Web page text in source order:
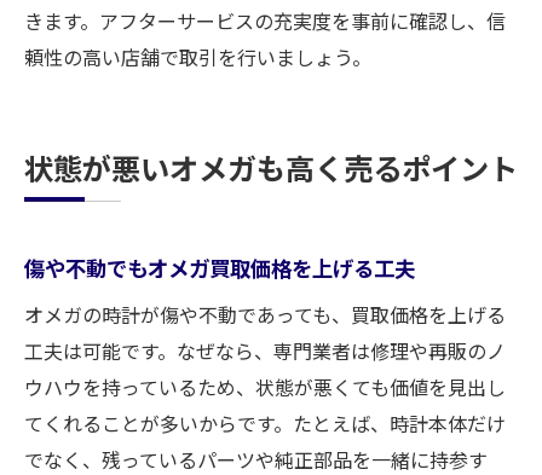
び
利用者の声で選ぶ静岡市のオメガ買取店
め
売却体験談から学ぶオメガ買取のコツ
オメガ買取に迷ったときの判断ポイント
最新動向を押さえたオメガ買取活用法
今後のために知っておきたいオメガ買取情
報
きます。アフターサービスの充実度を事前に確認し、信
頼性の高い店舗で取引を行いましょう。
状態が悪いオメガも高く売るポイント
傷や不動でもオメガ買取価格を上げる工夫
オメガの時計が傷や不動であっても、買取価格を上げる
工夫は可能です。なぜなら、専門業者は修理や再販のノ
ウハウを持っているため、状態が悪くても価値を見出し
てくれることが多いからです。たとえば、時計本体だけ
でなく、残っているパーツや純正部品を一緒に持参す